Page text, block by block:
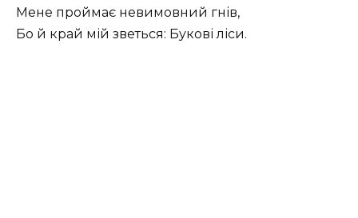
Мене проймає невимовний гнів,
Бо й край мій зветься: Букові ліси.